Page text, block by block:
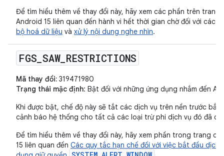
Để tìm hiểu thêm về thay đổi này, hãy xem các phần trên trang
Android 15 liên quan đến hành vi hết thời gian chờ đối với các
bộ hoá dữ liệu và xử lý nội dung nghe nhìn.
FGS SAW_ RESTRICTIONS
Mã thay đổi: 319471980
Trạng thái mặc định: Bật đối với những ứng dụng nhắm đến
Khi được bật, chế độ này sẽ tắt các dịch vụ trên nền trước bắt
cảnh báo hệ thống cho tất cả các loại trừ phi dịch vụ đó đã
Để tìm hiểu thêm về thay đổi này, hãy xem phần trong trang
15 liên quan đến Các quy tắc hạn chế đối với việc bắt đầu